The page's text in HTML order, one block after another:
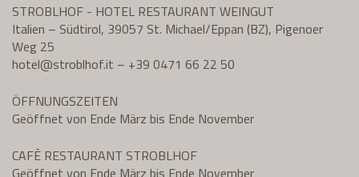
STROBLHOF - HOTEL RESTAURANT WEINGUT
Italien – Südtirol, 39057 St. Michael/Eppan (BZ), Pigenoer
Weg 25
hotel@stroblhof.it – +39 0471 66 22 50
ÖFFNUNGSZEITEN
Geöffnet von Ende März bis Ende November
CAFÈ RESTAURANT STROBLHOF
Geöffnet von Ende März bis Ende November